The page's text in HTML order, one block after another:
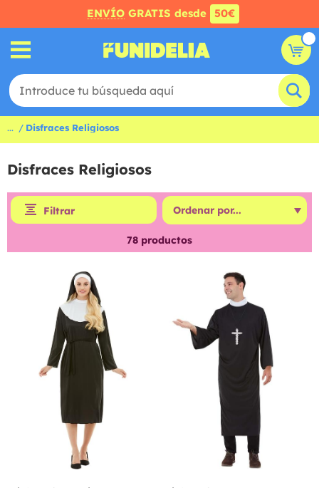
ENVÍO GRATIS desde 50€
... Disfraces Religiosos
Disfraces Religiosos
Filtrar
78 productos